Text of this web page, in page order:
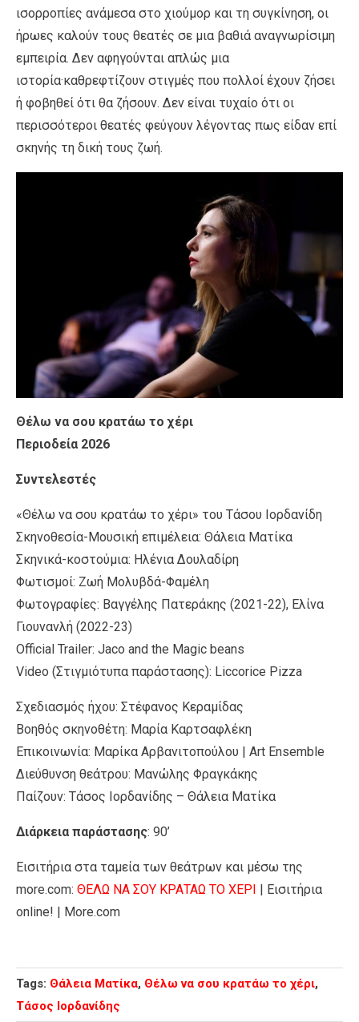
ισορροπίες ανάμεσα στο χιούμορ και τη συγκίνηση, οι
ήρωες καλούν τους θεατές σε μια βαθιά αναγνωρίσιμη
εμπειρία. Δεν αφηγούνται απλώς μια
ιστορία·καθρεφτίζουν στιγμές που πολλοί έχουν ζήσει
ή φοβηθεί ότι θα ζήσουν. Δεν είναι τυχαίο ότι οι
περισσότεροι θεατές φεύγουν λέγοντας πως είδαν επί
σκηνής τη δική τους ζωή.
Θέλω να σου κρατάω το χέρι
Περιοδεία 2026
Συντελεστές
«Θέλω να σου κρατάω το χέρι» του Τάσου Ιορδανίδη
Σκηνοθεσία-Μουσική επιμέλεια: Θάλεια Ματίκα
Σκηνικά-κοστούμια: Ηλένια Δουλαδίρη
Φωτισμοί: Ζωή Μολυβδά-Φαμέλη
Φωτογραφίες: Βαγγέλης Πατεράκης (2021-22), Ελίνα
Γιουνανλή (2022-23)
Official Trailer: Jaco and the Magic beans
Video (Στιγμιότυπα παράστασης): Liccorice Pizza
Σχεδιασμός ήχου: Στέφανος Κεραμίδας
Βοηθός σκηνοθέτη: Μαρία Καρτσαφλέκη
Επικοινωνία: Μαρίκα Αρβανιτοπούλου | Art Ensemble
Διεύθυνση θεάτρου: Μανώλης Φραγκάκης
Παίζουν: Τάσος Ιορδανίδης – Θάλεια Ματίκα
Διάρκεια παράστασης: 90’
Εισιτήρια στα ταμεία των θεάτρων και μέσω της
more.com: ΘΕΛΩ ΝΑ ΣΟΥ ΚΡΑΤΑΩ ΤΟ ΧΕΡΙ | Εισιτήρια
online! | More.com
Tags: Θάλεια Ματίκα, Θέλω να σου κρατάω το χέρι,
Τάσος Ιορδανίδης